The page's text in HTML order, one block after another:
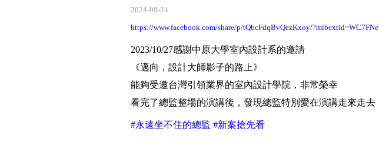
2024-08-24
https://www.facebook.com/share/p/tQbcFdqBvQezKxoy/?mibextid=WC7FNe
2023/10/27感謝中原大學室內設計系的邀請
《邁向，設計大師影子的路上》
能夠受邀台灣引領業界的室內設計學院，非常榮幸
看完了總監整場的演講後，發現總監特別愛在演講走來走去
#永遠坐不住的總監 #新案搶先看